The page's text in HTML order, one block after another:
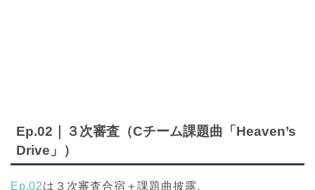
Ep.02｜３次審査（Cチーム課題曲「Heaven’s
Drive」）
Ep.02は３次審査合宿＋課題曲披露。